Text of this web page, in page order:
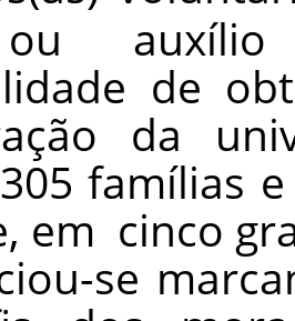
auxílio
de
da
famílias
em cinco
se